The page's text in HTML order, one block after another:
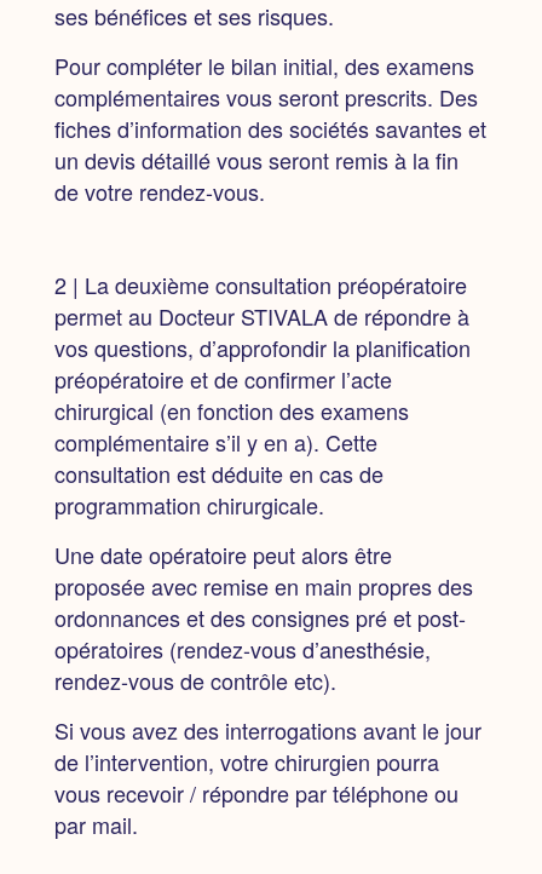
ses bénéfices et ses risques.
Pour compléter le bilan initial, des examens
complémentaires vous seront prescrits. Des
fiches d’information des sociétés savantes et
un devis détaillé vous seront remis à la fin
de votre rendez-vous.
2 | La deuxième consultation préopératoire
permet au Docteur STIVALA de répondre à
vos questions, d’approfondir la planification
préopératoire et de confirmer l’acte
chirurgical (en fonction des examens
complémentaire s’il y en a). Cette
consultation est déduite en cas de
programmation chirurgicale.
Une date opératoire peut alors être
proposéeavec remise en main propres des
ordonnances et des consignes pré et post-
opératoires (rendez-vous d’anesthésie,
rendez-vous de contrôle etc).
Si vous avez des interrogations avant le jour
de l’intervention, votre chirurgien pourra
vous recevoir / répondre par téléphone ou
par mail.